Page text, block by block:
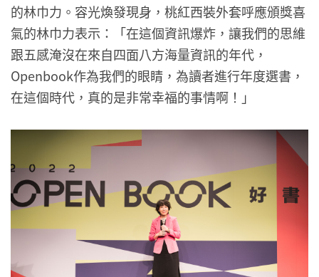
的林巾力。容光煥發現身，桃紅西裝外套呼應頒獎喜
氣的林巾力表示：「在這個資訊爆炸，讓我們的思維
跟五感淹沒在來自四面八方海量資訊的年代，
Openbook作為我們的眼睛，為讀者進行年度選書，
在這個時代，真的是非常幸福的事情啊！」